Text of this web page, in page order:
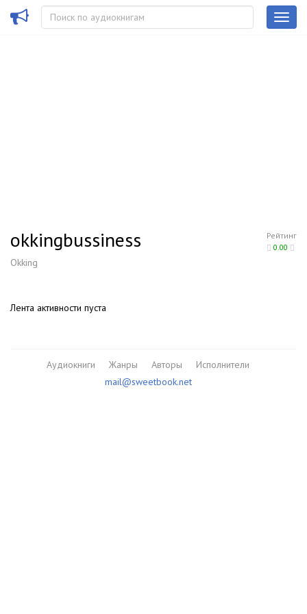
Рейтинг
0.00
okkingbussiness
Okking
Лента активности пуста
Аудиокниги Жанры Авторы
Исполнители
mail@sweetbook.net